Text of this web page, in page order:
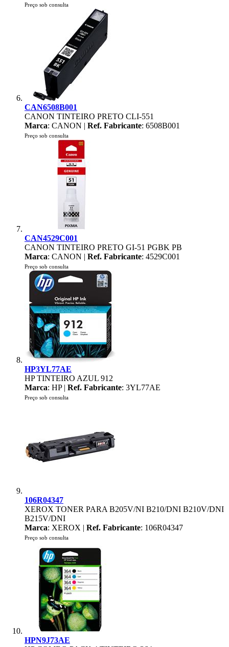
Preço sob consulta
CAN6508B001
CANON TINTEIRO PRETO CLI-551
Marca: CANON | Ref. Fabricante: 6508B001
Preço sob consulta
CAN4529C001
CANON TINTEIRO PRETO GI-51 PGBK PB
Marca: CANON | Ref. Fabricante: 4529C001
Preço sob consulta
HP3YL77AE
HP TINTEIRO AZUL 912
Marca: HP | Ref. Fabricante: 3YL77AE
Preço sob consulta
106R04347
XEROX TONER PARA B205V/NI B210/DNI B210V/DNI
B215V/DNI
Marca: XEROX | Ref. Fabricante: 106R04347
Preço sob consulta
HPN9J73AE